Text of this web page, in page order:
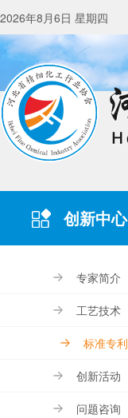
2026年8月6日 星期四
创新中心
专家简介
工艺技术
标准专利
创新活动
问题咨询